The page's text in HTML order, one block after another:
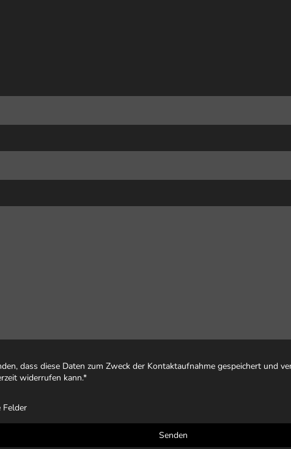
dass diese Daten zum Zweck der Kontaktaufnahme gespeichert und
widerrufen kann.*
Felder
Senden